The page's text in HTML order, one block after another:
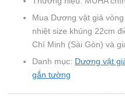
Mua Dương vật giả
nhiệt size khủng 22cm
Chí Minh (Sài Gòn) và
Danh mục: Dương vật
gắn tường